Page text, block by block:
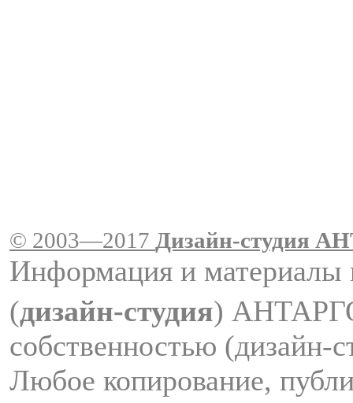
© 2003—2017 Дизайн-студия
Информация и материалы
(дизайн-студия)
собственностью
Любое копирование,